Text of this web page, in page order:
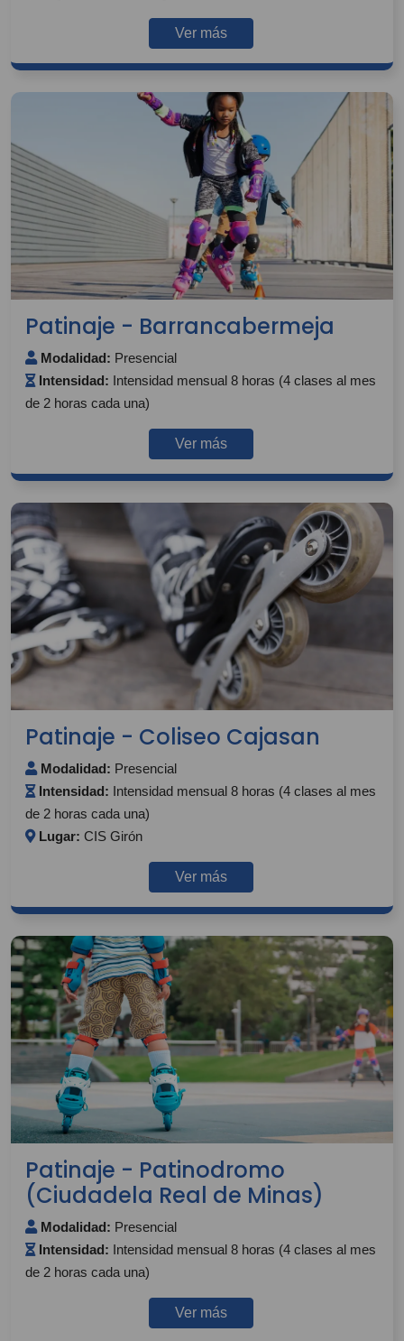
Ver más
Patinaje - Barrancabermeja
Modalidad: Presencial
Intensidad: Intensidad mensual 8 horas (4 clases al mes
de 2 horas cada una)
Ver más
Patinaje - Coliseo Cajasan
Modalidad: Presencial
Intensidad: Intensidad mensual 8 horas (4 clases al mes
de 2 horas cada una)
Lugar: CIS Girón
Ver más
Patinaje - Patinodromo
(Ciudadela Real de Minas)
Modalidad: Presencial
Intensidad: Intensidad mensual 8 horas (4 clases al mes
de 2 horas cada una)
Ver más